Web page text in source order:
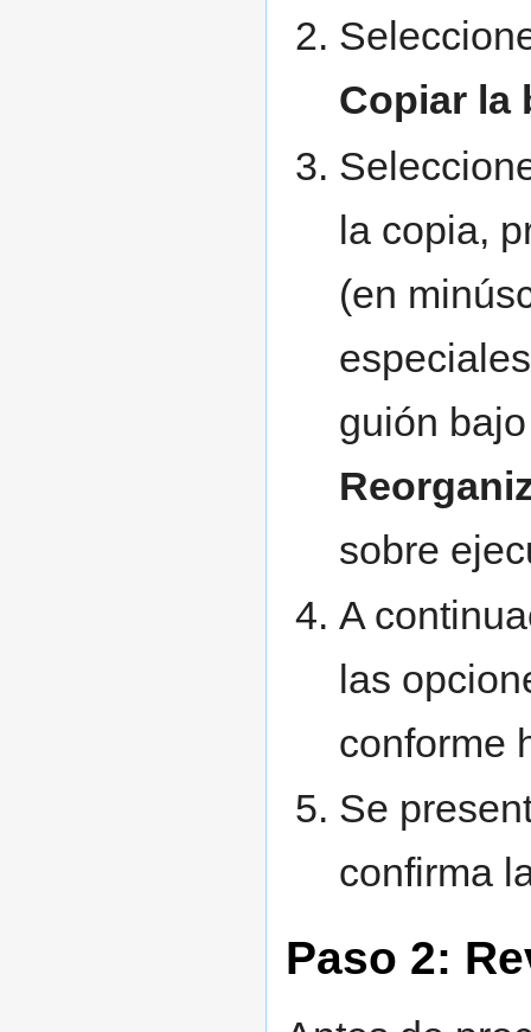
Copiar la
la copia,
(en
guión
sobre
A
las
conforme
Se
confirma
Paso 2: